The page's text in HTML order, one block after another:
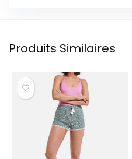
Produits Similaires